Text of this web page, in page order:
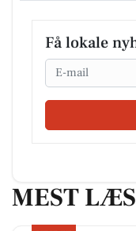
Få lokale
Email
MEST